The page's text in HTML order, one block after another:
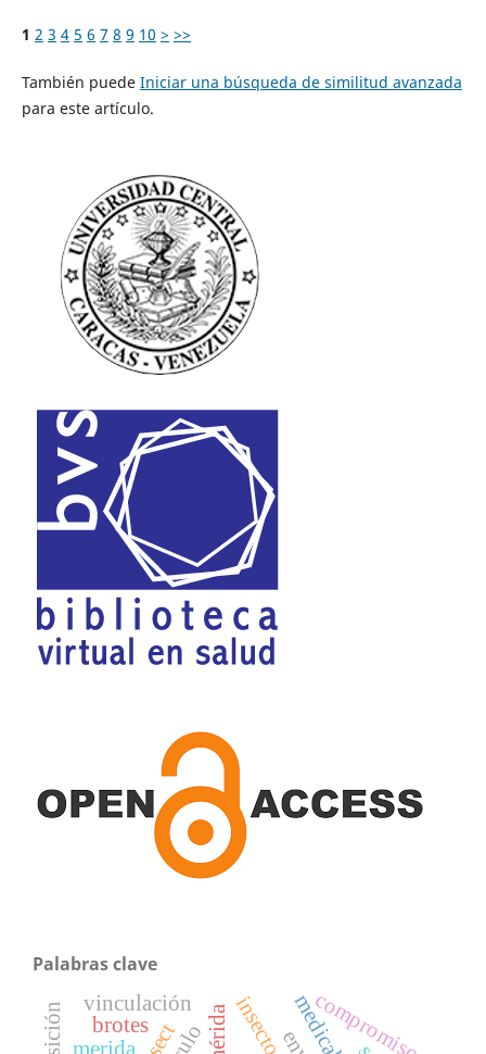
1 2 3 4 5 6 7 8 9 10 > >>
También puede Iniciar una búsqueda de similitud avanzada
para este artículo.
Palabras clave
mérida
merida compromiso
vinculación
brotes